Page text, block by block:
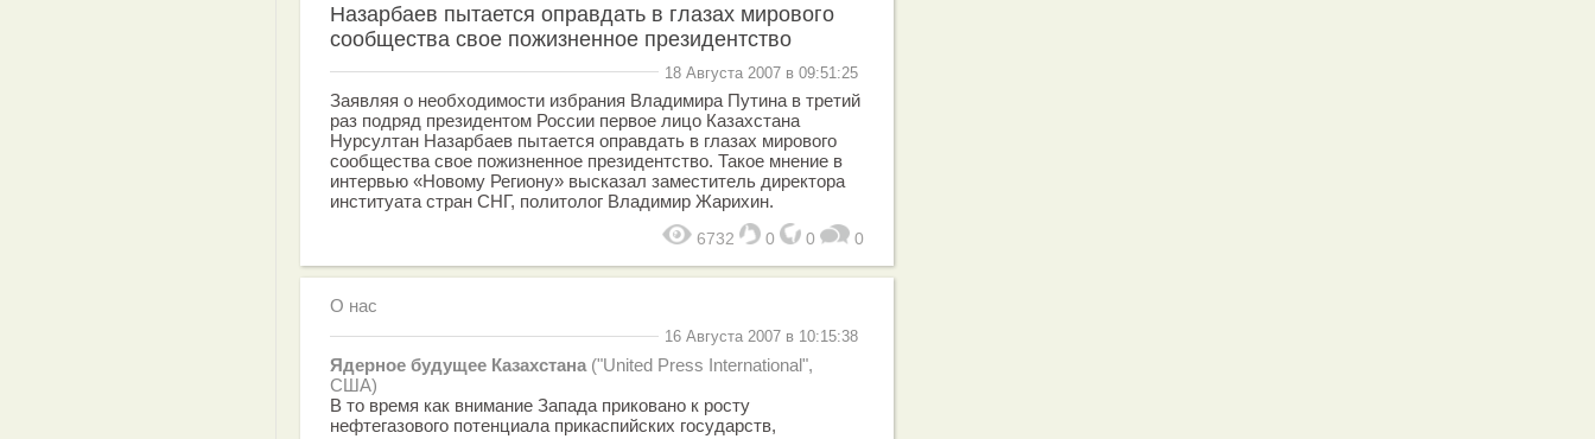
Назарбаев пытается оправдать в глазах мирового
сообщества свое пожизненное президентство
18 Августа 2007 в 09:51:25
Заявляя о необходимости избрания Владимира Путина в третий
раз подряд президентом России первое лицо Казахстана
Нурсултан Назарбаев пытается оправдать в глазах мирового
сообщества свое пожизненное президентство. Такое мнение в
интервью «Новому Региону» высказал заместитель директора
институата стран СНГ, политолог Владимир Жарихин.
6732 0 0 0
О нас
16 Августа 2007 в 10:15:38
Ядерное будущее Казахстана ("United Press International",
США)
В то время как внимание Запада приковано к росту
нефтегазового потенциала прикаспийских государств,